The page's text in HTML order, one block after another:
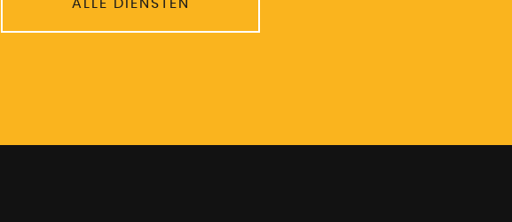
ALLE DIENSTEN